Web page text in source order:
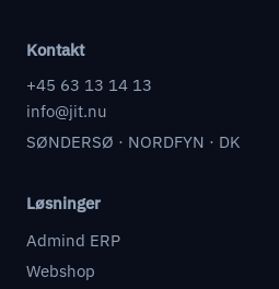
Kontakt
+45 63 13 14 13
info@jit.nu
SØNDERSØ · NORDFYN · DK
Løsninger
Admind ERP
Webshop